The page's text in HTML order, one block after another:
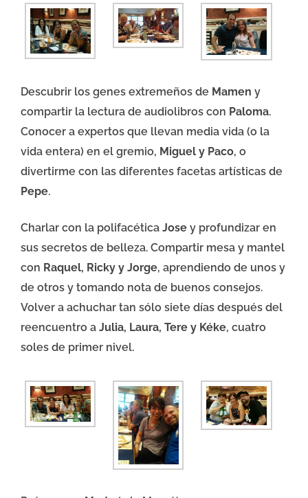
Descubrir los genes extremeños de Mamen y
compartir la lectura de audiolibros con Paloma.
Conocer a expertos que llevan media vida (o la
vida entera) en el gremio, Miguel y Paco, o
divertirme con las diferentes facetas artísticas de
Pepe.
Charlar con la polifacética Jose y profundizar en
sus secretos de belleza. Compartir mesa y mantel
con Raquel, Ricky y Jorge, aprendiendo de unos y
de otros y tomando nota de buenos consejos.
Volver a achuchar tan sólo siete días después del
reencuentro a Julia, Laura, Tere y Kéke, cuatro
soles de primer nivel.